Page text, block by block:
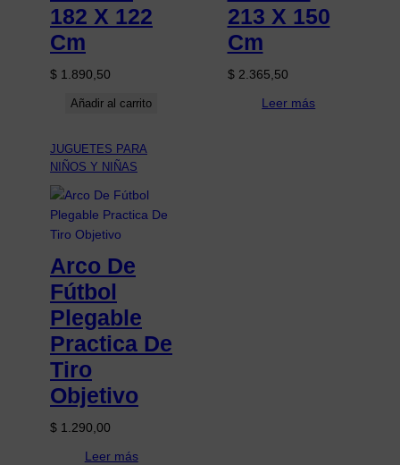
182 X 122
Cm
$ 1.890,50
Añadir al carrito
213 X 150
Cm
$2.365,50
Leer más
JUGUETES PARA
NIÑOS Y NIÑAS
Arco De
Fútbol
Plegable
Practica De
Tiro
Objetivo
$ 1.290,00
Leer más